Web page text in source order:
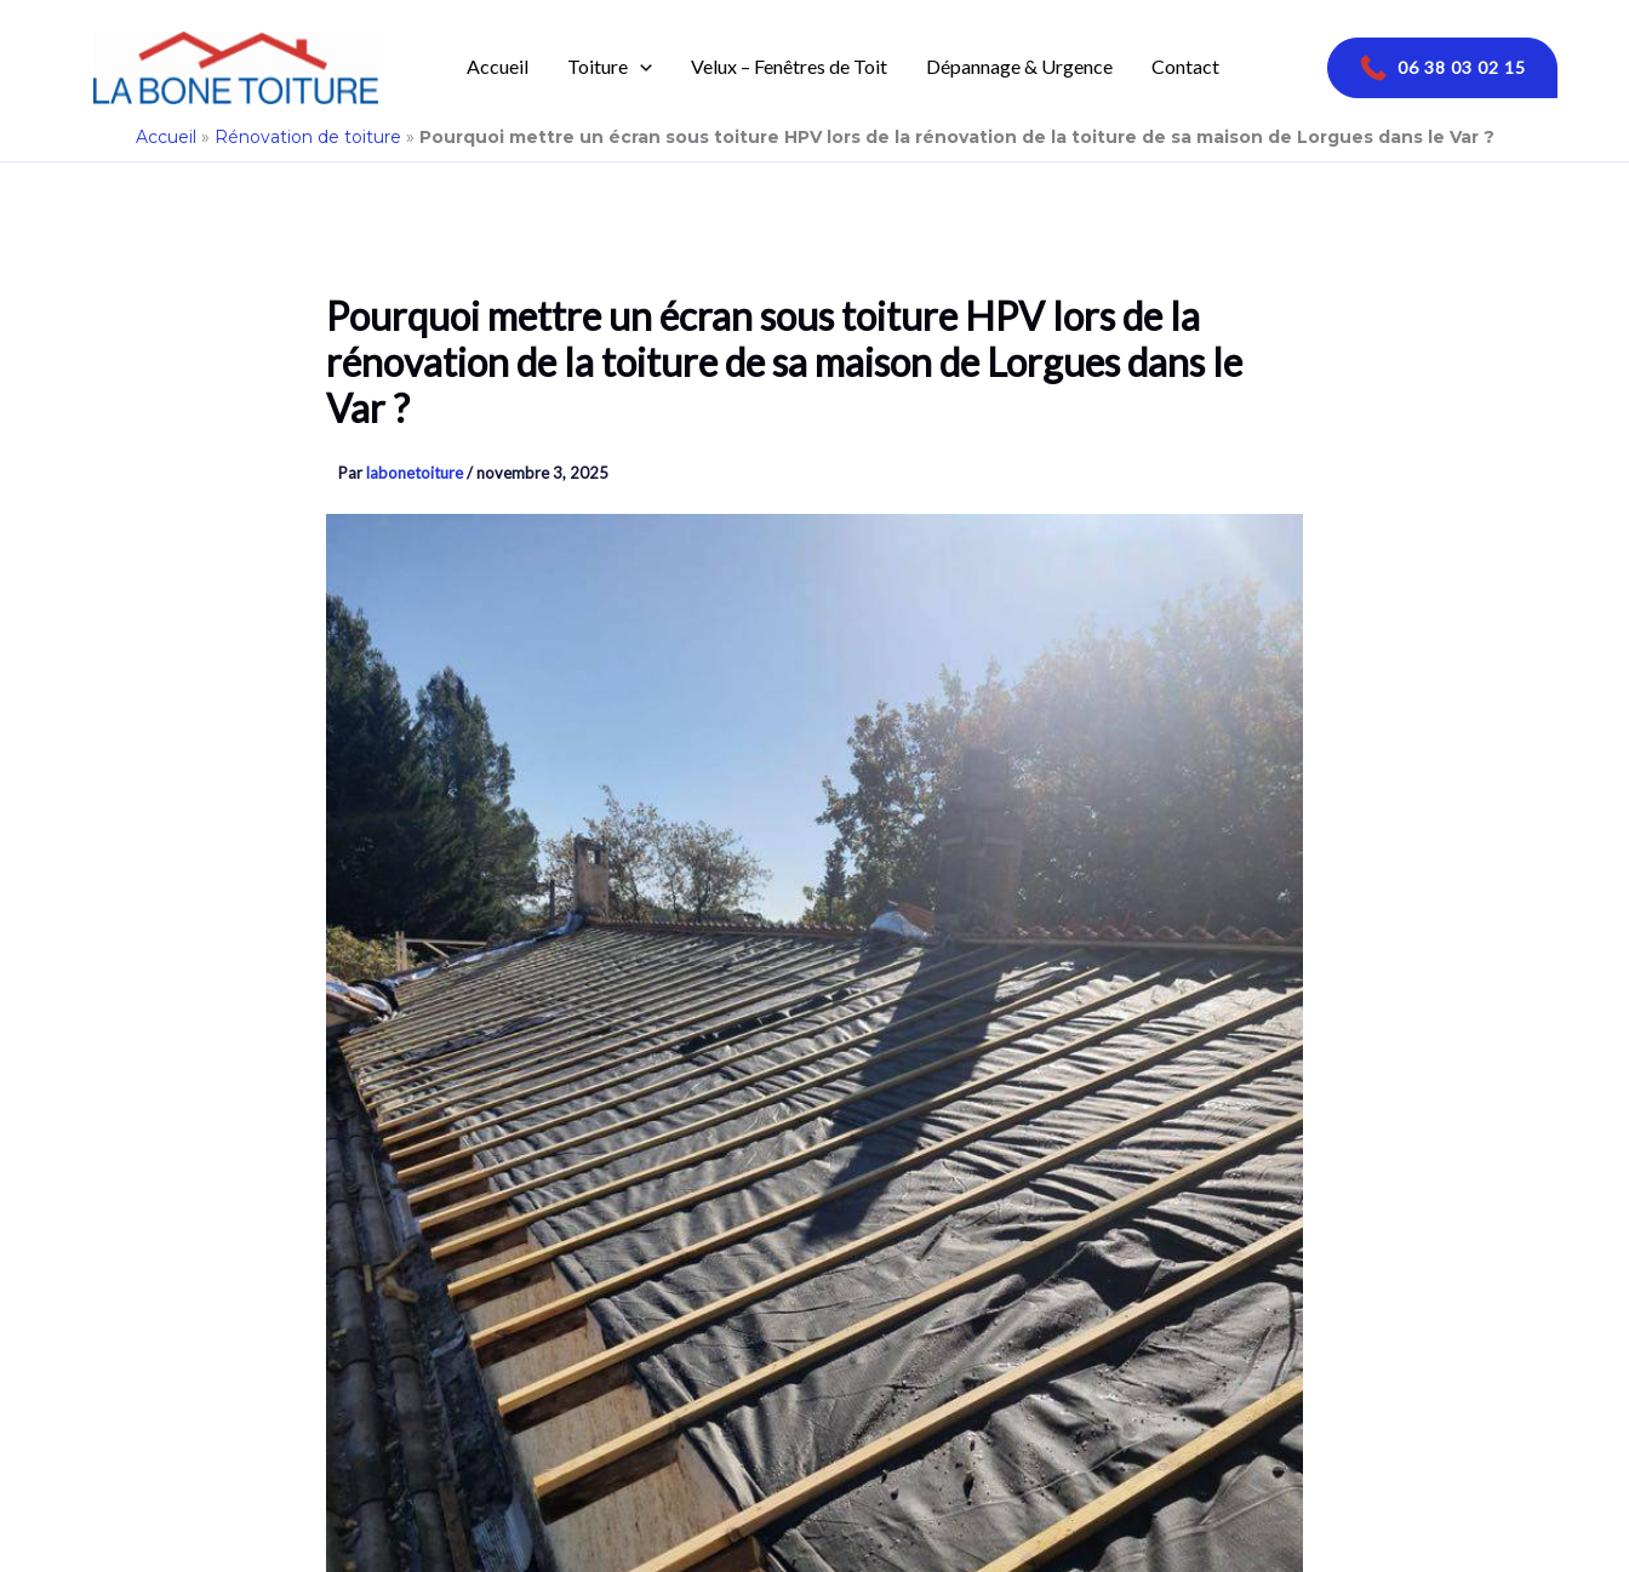
au
Accueil Toiture Velux – Fenêtres de Toit Dépannage & Urgence Contact 06 38 03 02 15
Accueil » Rénovation de toiture » Pourquoi mettre un écran sous toiture HPV lors de la rénovation de la toiture de sa maison de Lorgues dans le Var ?
Pourquoi mettre un écran sous toiture HPV lors de la
rénovation de la toiture de sa maison de Lorgues dans le
Var ?
Parlabonetoiture/novembre 3, 2025